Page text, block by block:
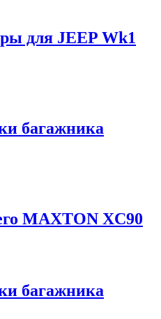
для JEEP Wk1
багажника
MAXTON XC90
багажника